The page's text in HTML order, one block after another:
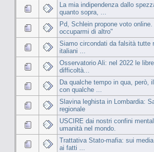
La mia indipendenza dallo
quanto sopra, ...
Pd, Schlein propone voto
occuparmi di altro"
Siamo circondati da falsità tutte
italiani ...
Osservatorio Ali: nel 2022 le
difficoltà...
Da qualche tempo in qua, però,
con qualche ...
Slavina leghista in Lombardia:
regionale
USCIRE dai nostri confini
umanità nel mondo.
Trattativa Stato-mafia: sui
ai fatti ...